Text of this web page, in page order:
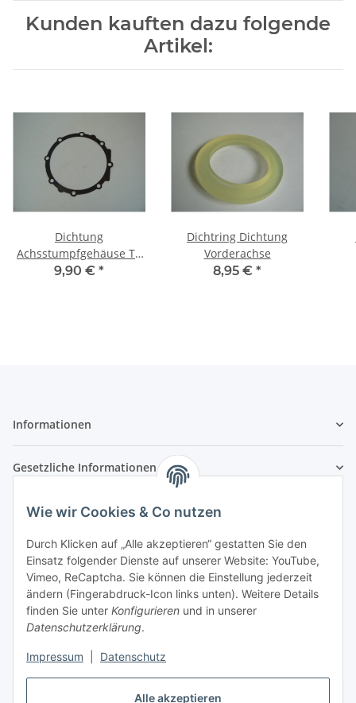
Alle akzeptieren
Wie wir Cookies & Co nutzen
Durch Klicken auf „Alle akzeptieren“ gestatten Sie den
Einsatz folgender Dienste auf unserer Website: YouTube,
Vimeo, ReCaptcha. Sie können die Einstellung jederzeit
ändern (Fingerabdruck-Icon links unten). Weitere Details
finden Sie unter Konfigurieren und in unserer
Datenschutzerklärung.
Impressum Datenschutz
Kunden kauften dazu folgende
Artikel:
Dichtung
Achsstumpfgehäuse TE
254
9,90 € *
Dichtring Dichtung
Vorderachse
8,95 € *
Informationen
Gesetzliche Informationen
Zahlungsarten
Versandarten
Vertrag widerrufen